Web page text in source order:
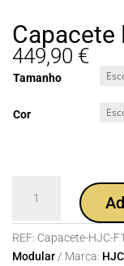
Capacete
449,90 €
Tamanho
Cor
Capacete
HJC
F100
REF: Capacete-HJC-
Modular
Marca: HJC